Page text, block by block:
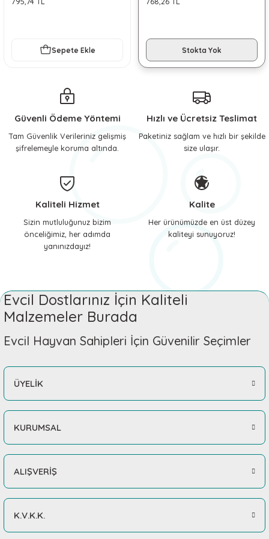
Sepete Ekle Stokta Yok
Güvenli Ödeme Yöntemi
Tam Güvenlik Verileriniz gelişmiş
şifrelemeyle koruma altında.
Hızlı ve Ücretsiz Teslimat
Paketiniz sağlam ve hızlı bir şekilde
size ulaşır.
Kaliteli Hizmet
Sizin mutluluğunuz bizim
önceliğimiz, her adımda
yanınızdayız!
Kalite
Her ürünümüzde en üst düzey
kaliteyi sunuyoruz!
Evcil Dostlarınız İçin Kaliteli
Malzemeler Burada
Evcil Hayvan Sahipleri İçin Güvenilir Seçimler
ÜYELİK
KURUMSAL
ALIŞVERİŞ
K.V.K.K.